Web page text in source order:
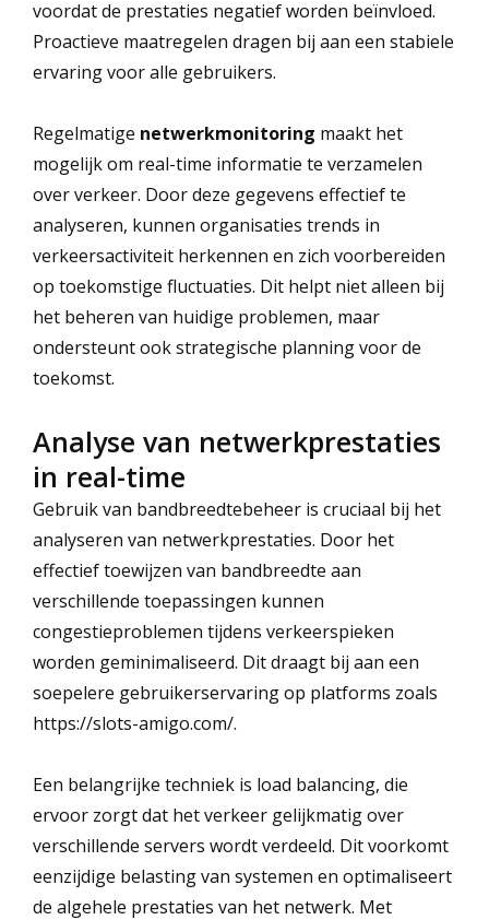
voordat de prestaties negatief worden beïnvloed.
Proactieve maatregelen dragen bij aan een stabiele
ervaring voor alle gebruikers.
Regelmatige netwerkmonitoring maakt het
mogelijk om real-time informatie te verzamelen
over verkeer. Door deze gegevens effectief te
analyseren, kunnen organisaties trends in
verkeersactiviteit herkennen en zich voorbereiden
op toekomstige fluctuaties. Dit helpt niet alleen bij
het beheren van huidige problemen, maar
ondersteunt ook strategische planning voor de
toekomst.
Analyse van netwerkprestaties
in real-time
Gebruik van bandbreedtebeheer is cruciaal bij het
analyseren van netwerkprestaties. Door het
effectief toewijzen van bandbreedte aan
verschillende toepassingen kunnen
congestieproblemen tijdens verkeerspieken
worden geminimaliseerd. Dit draagt bij aan een
soepelere gebruikerservaring op platforms zoals
https://slots-amigo.com/.
Een belangrijke techniek is load balancing, die
ervoor zorgt dat het verkeer gelijkmatig over
verschillende servers wordt verdeeld. Dit voorkomt
eenzijdige belasting van systemen en optimaliseert
de algehele prestaties van het netwerk. Met